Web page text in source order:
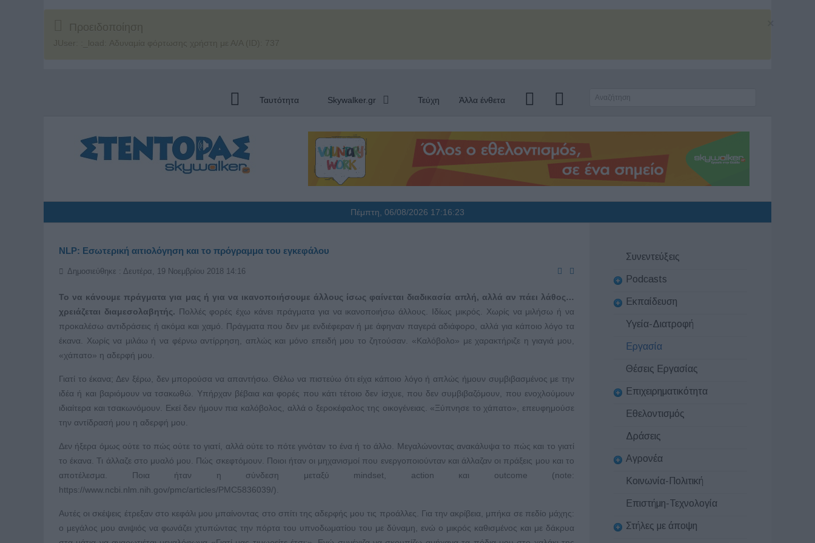
Προειδοποίηση
JUser: :_load: Αδυναμία φόρτωσης χρήστη με Α/Α (ID): 737
Ταυτότητα Skywalker.gr Τεύχη Άλλα ένθετα
Πέμπτη, 06/08/2026 17:16:23
NLP: Εσωτερική αιτιολόγηση και το πρόγραμμα του εγκεφάλου
Δημοσιεύθηκε : Δευτέρα, 19 Νοεμβρίου 2018 14:16
Το να κάνουμε πράγματα για μας ή για να ικανοποιήσουμε άλλους ίσως φαίνεται διαδικασία απλή, αλλά αν πάει λάθος…
χρειάζεται διαμεσολαβητής. Πολλές φορές έχω κάνει πράγματα για να ικανοποιήσω άλλους. Ιδίως μικρός. Χωρίς να μιλήσω ή να
προκαλέσω αντιδράσεις ή ακόμα και χαμό. Πράγματα που δεν με ενδιέφεραν ή με άφηναν παγερά αδιάφορο, αλλά για κάποιο λόγο τα
έκανα. Χωρίς να μιλάω ή να φέρνω αντίρρηση, απλώς και μόνο επειδή μου το ζητούσαν. «Καλόβολο» με χαρακτήριζε η γιαγιά μου,
«χάπατο» η αδερφή μου.
Γιατί το έκανα; Δεν ξέρω, δεν μπορούσα να απαντήσω. Θέλω να πιστεύω ότι είχα κάποιο λόγο ή απλώς ήμουν συμβιβασμένος με την
ιδέα ή και βαριόμουν να τσακωθώ. Υπήρχαν βέβαια και φορές που κάτι τέτοιο δεν ίσχυε, που δεν συμβιβαζόμουν, που ενοχλούμουν
ιδιαίτερα και τσακωνόμουν. Εκεί δεν ήμουν πια καλόβολος, αλλά ο ξεροκέφαλος της οικογένειας. «Ξύπνησε το χάπατο», επευφημούσε
την αντίδρασή μου η αδερφή μου.
Δεν ήξερα όμως ούτε το πώς ούτε το γιατί, αλλά ούτε το πότε γινόταν το ένα ή το άλλο. Μεγαλώνοντας ανακάλυψα το πώς και το γιατί
το έκανα. Τι άλλαζε στο μυαλό μου. Πώς σκεφτόμουν. Ποιοι ήταν οι μηχανισμοί που ενεργοποιούνταν και άλλαζαν οι πράξεις μου και το
αποτέλεσμα. Ποια ήταν η σύνδεση μεταξύ mindset, action και outcome (note:
https://www.ncbi.nlm.nih.gov/pmc/articles/PMC5836039/).
Αυτές οι σκέψεις έτρεξαν στο κεφάλι μου μπαίνοντας στο σπίτι της αδερφής μου τις προάλλες. Για την ακρίβεια, μπήκα σε πεδίο μάχης:
ο μεγάλος μου ανιψιός να φωνάζει χτυπώντας την πόρτα του υπνοδωματίου του με δύναμη, ενώ ο μικρός καθισμένος και με δάκρυα
Συνεντεύξεις
Podcasts
Εκπαίδευση
Υγεία-Διατροφή
Εργασία
Θέσεις Εργασίας
Επιχειρηματικότητα
Εθελοντισμός
Δράσεις
Αγρονέα
Κοινωνία-Πολιτική
Επιστήμη-Τεχνολογία
Στήλες με άποψη